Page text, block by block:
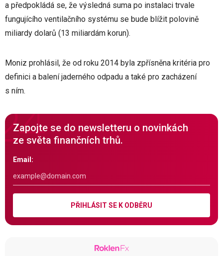
a předpokládá se, že výsledná suma po instalaci trvale
fungujícího ventilačního systému se bude blížit polovině
miliardy dolarů (13 miliardám korun).
Moniz prohlásil, že od roku 2014 byla zpřísněna kritéria pro
definici a balení jaderného odpadu a také pro zacházení
s ním.
Zapojte se do newsletteru o novinkách
ze světa finančních trhů.
Email:
PŘIHLÁSIT SE K ODBĚRU